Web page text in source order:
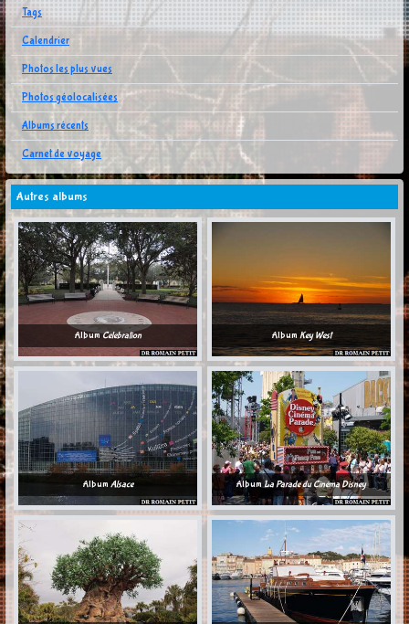
Tags
Calendrier
Photos les plus vues
Photos géolocalisées
Albums récents
Carnet de voyage
Autres albums
AlbumCelebration Album Key West
Album Alsace Album La Parade du Cinéma Disney